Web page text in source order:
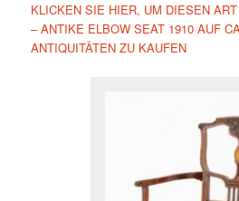
KLICKEN SIE HIER, UM DIESEN
– ANTIKE ELBOW SEAT 1910 AUF
ANTIQUITÄTEN ZU KAUFEN